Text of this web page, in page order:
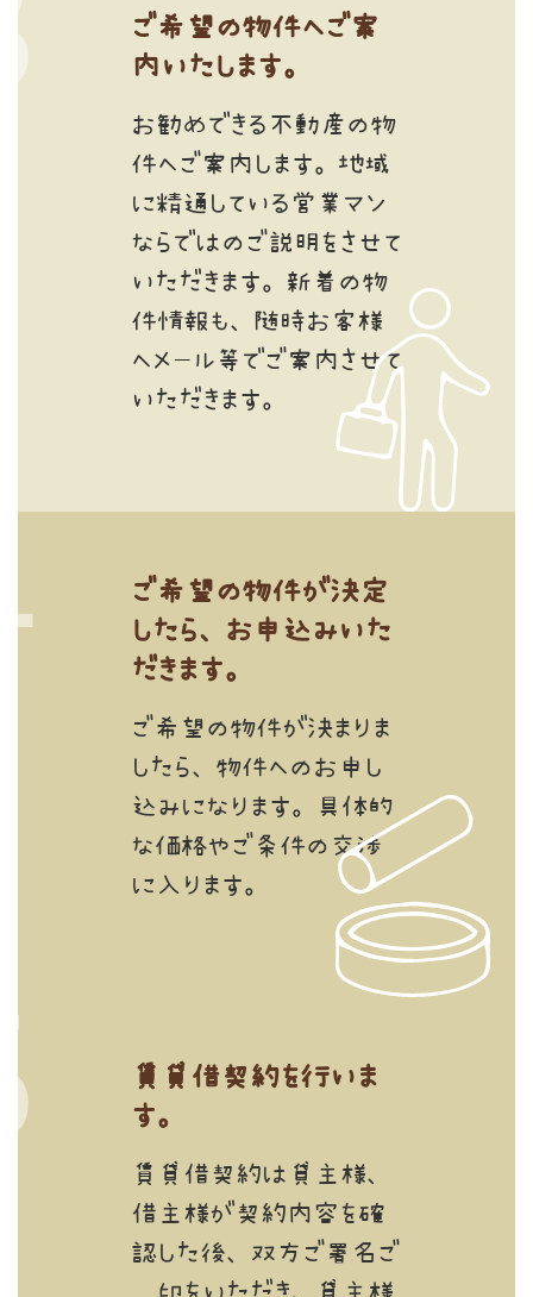
ご希望の物件へご案
内いたします。
お勧めできる不動産の物
件へご案内します。地域
に精通している営業マン
ならではのご説明をさせて
いただきます。新着の物
件情報も、随時お客様
へメール等でご案内させて
いただきます。
ご希望の物件が決定
したら、お申込みいた
だきます。
ご希望の物件が決まりま
したら、物件へのお申し
込みになります。具体的
な価格やご条件の交渉
に入ります。
賃貸借契約を行いま
す。
賃貸借契約は貸主様、
借主様が契約内容を確
認した後、双方ご署名ご
捺印をいただき、貸主様